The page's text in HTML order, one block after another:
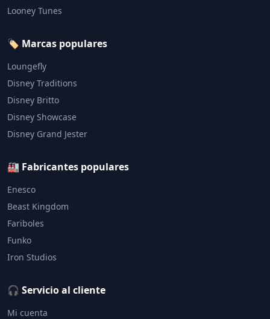
Looney Tunes
🏷️ Marcas populares
Loungefly
Disney Traditions
Disney Britto
Disney Showcase
Disney Grand Jester
🏭 Fabricantes populares
Enesco
Beast Kingdom
Fariboles
Funko
Iron Studios
🎧 Servicio al cliente
Mi cuenta